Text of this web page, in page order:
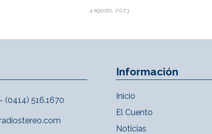
4 agosto, 2023
(0414) 516.1670
Información
Inicio
El Cuento
Noticias